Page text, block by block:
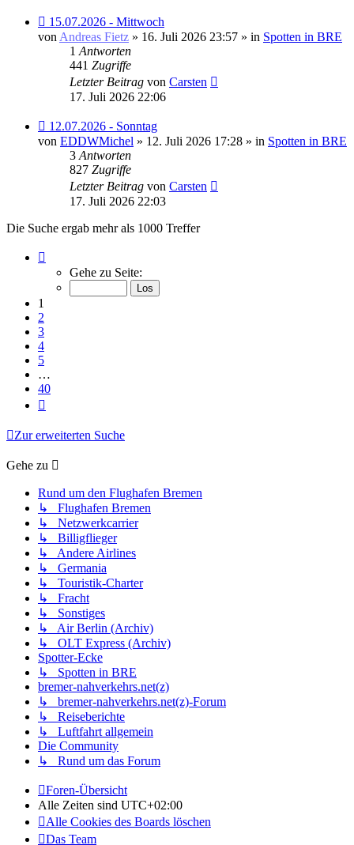
Neuer
Beitrag
15.07.2026 - Mittwoch
von Andreas Fietz » 16. Juli 2026 23:57 » in Spotten in BRE
1 Antworten
441 Zugriffe
Letzter Beitrag von Carsten
17. Juli 2026 22:06
Neuer
Beitrag
12.07.2026 - Sonntag
von EDDWMichel » 12. Juli 2026 17:28 » in Spotten in BRE
3 Antworten
827 Zugriffe
Letzter Beitrag von Carsten
17. Juli 2026 22:03
Die Suche ergab mehr als 1000 Treffer
von
Gehe zu Seite:
1
2
3
4
5
…
40
Zur erweiterten Suche
Gehe zu
Rund um den Flughafen Bremen
↳ Flughafen Bremen
↳ Netzwerkcarrier
↳ Billigflieger
↳ Andere Airlines
↳ Germania
↳ Touristik-Charter
↳ Fracht
↳ Sonstiges
↳ Air Berlin (Archiv)
↳ OLT Express (Archiv)
Spotter-Ecke
↳ Spotten in BRE
bremer-nahverkehrs.net(z)
↳ bremer-nahverkehrs.net(z)-Forum
↳ Reiseberichte
↳ Luftfahrt allgemein
Die Community
↳ Rund um das Forum
Foren-Übersicht
Alle Zeiten sind UTC+02:00
Alle Cookies des Boards löschen
Das Team